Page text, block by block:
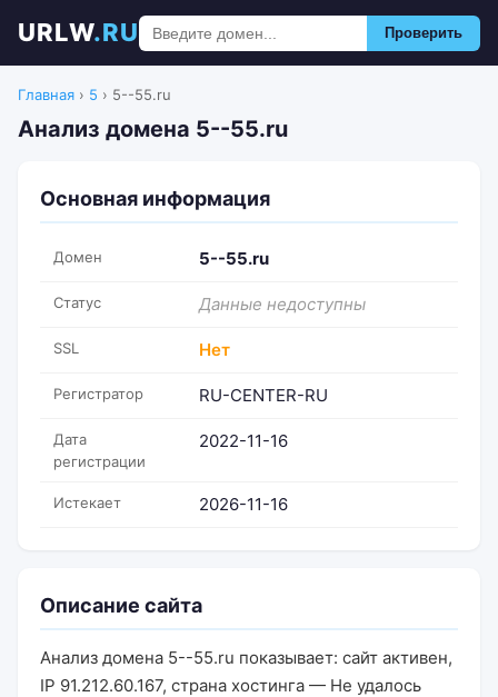
URLW.RU Проверить
Главная › 5 › 5--55.ru
Анализ домена 5--55.ru
Основная информация
Домен 5--55.ru
Статус Данные недоступны
SSL Нет
Регистратор RU-CENTER-RU
Дата
регистрации
2022-11-16
Истекает 2026-11-16
Описание сайта
Анализ домена 5--55.ru показывает: сайт активен,
IP 91.212.60.167, страна хостинга — Не удалось